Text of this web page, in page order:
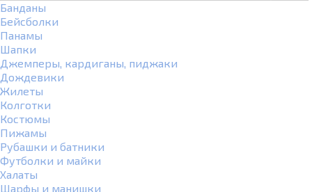
Банданы
Бейсболки
Панамы
Шапки
Джемперы, кардиганы, пиджаки
Дождевики
Жилеты
Колготки
Костюмы
Пижамы
Рубашки и батники
Футболки и майки
Халаты
Шарфы и манишки